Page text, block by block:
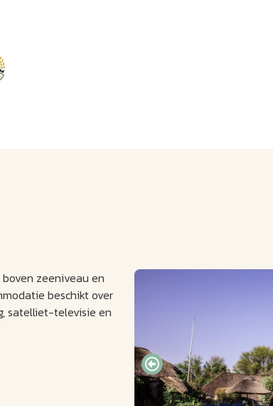
zeeniveau en
beschikt over
satelliet-televisie en